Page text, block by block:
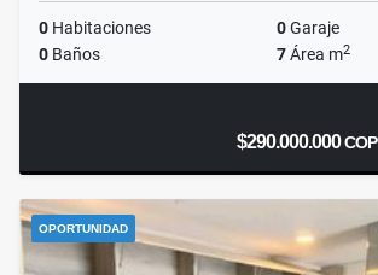
0 Habitaciones 0Garaje
0 Baños 7Área m2
$290.000.000COP
OPORTUNIDAD